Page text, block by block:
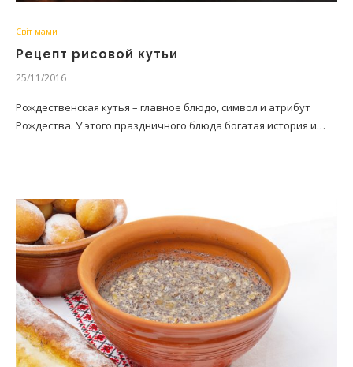
Світ мами
Рецепт рисовой кутьи
25/11/2016
Рождественская кутья – главное блюдо, символ и атрибут
Рождества. У этого праздничного блюда богатая история и…